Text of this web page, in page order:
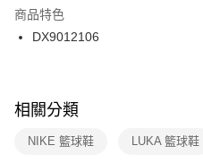
２．訂單成立數日內，您將收到繳費通
３．收到繳費通知簡訊後14天內，點
ATM／網路銀行／等多元方式進行付
※ 交易是否成功請以「AFTEE先享後
是否繳費成功／繳費後需取消欲退款
客戶支援中心」
https://
付款後門市自取
每筆NT$100，滿NT$1,500(含以
商品特色
DX9012106
相關分類
NIKE 籃球鞋 LUKA 籃球鞋